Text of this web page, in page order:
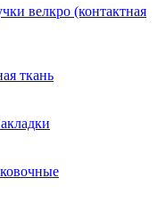
велкро (контактная
ткань